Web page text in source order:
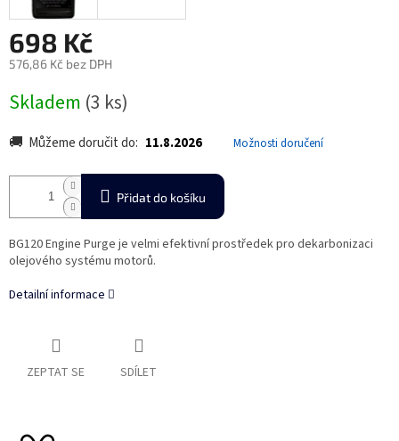
698 Kč
576,86 Kč bez DPH
cena:
Skladem (3 ks)
Můžeme doručit do: 11.8.2026 Možnosti doručení
Přidat do košíku
BG120 Engine Purge je velmi efektivní prostředek pro dekarbonizaci
olejového systému motorů.
Detailní informace
ZEPTAT SE SDÍLET